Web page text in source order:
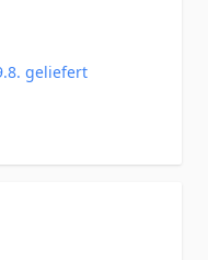
geliefert